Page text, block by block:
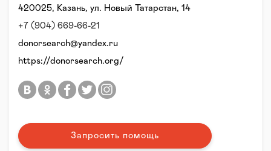
420025, Казань, ул. Новый Татарстан, 14
+7 (904) 669-66-21
donorsearch@yandex.ru
https://donorsearch.org/
Запросить помощь